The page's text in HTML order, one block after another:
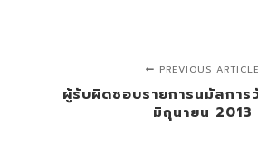
PREVIOUS ARTICLE
ผู้รับผิดชอบรายการนมัสการ
มิถุนายน 2013